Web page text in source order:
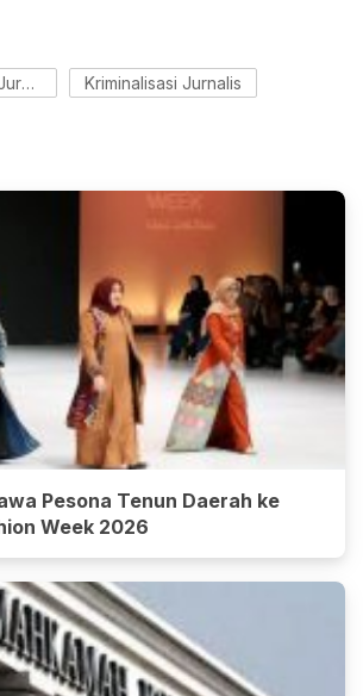
Kekerasan pada Jurnalis Kriminalisasi Jurnalis
Pesona Tenun Daerah ke
Week 2026